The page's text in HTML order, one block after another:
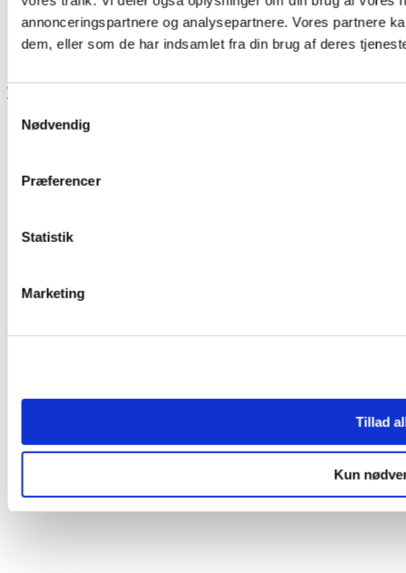
annonceringspartnere og analysepartnere. Vores partnere
dem, eller som de har indsamlet fra din brug af deres
Nødvendig
Præferencer
Statistik
Marketing
Tillad
Kun
TIL TOP